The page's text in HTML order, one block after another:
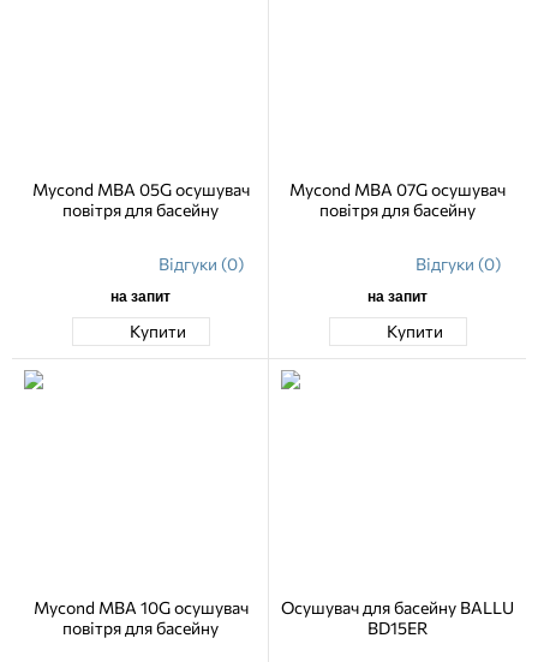
Mycond MBA 05G осушувач
повітря для басейну
Відгуки (0)
на запит
Купити
Mycond MBA 07G осушувач
повітря для басейну
Відгуки (0)
на запит
Купити
Mycond MBA 10G осушувач
повітря для басейну
Осушувач для басейну BALLU
BD15ER